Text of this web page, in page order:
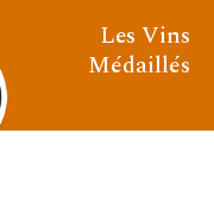
Les Vins
Médaillés